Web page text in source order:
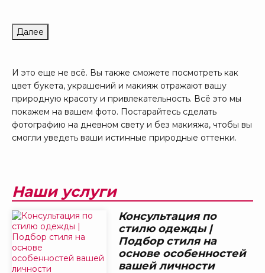
Далее
И это еще не всё. Вы также сможете посмотреть как
цвет букета, украшений и макияж отражают вашу
природную красоту и привлекательность. Всё это мы
покажем на вашем фото. Постарайтесь сделать
фотографию на дневном свету и без макияжа, чтобы вы
смогли уведеть ваши истинные природные оттенки.
Наши услуги
Консультация по
стилю одежды |
Подбор стиля на
основе особенностей
вашей личности